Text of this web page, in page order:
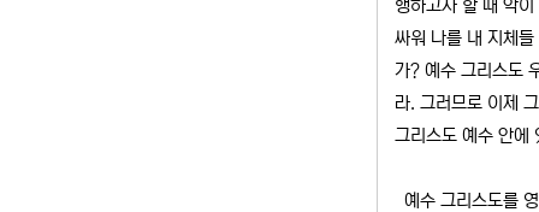
행하고자 할 때 악
싸워 나를 내 지체
가? 예수 그리스도
라. 그러므로 이제
그리스도 예수 안
예수 그리스도를